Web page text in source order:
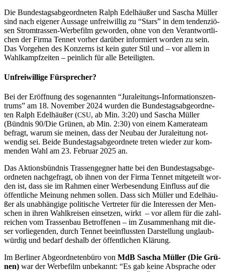
Die Bun­des­tags­ab­ge­ord­ne­ten Ralph Edel­h­äu­ßer und Sascha Mül­ler
sind nach eige­ner Aus­sa­ge unfrei­wil­lig zu “Stars” in dem ten­den­ziö­
sen Strom­tras­sen-Wer­be­film gewor­den, ohne von den Ver­ant­wort­li­
chen der Fir­ma Ten­net vor­her dar­über infor­miert wor­den zu sein.
Das Vor­ge­hen des Kon­zerns ist kein guter Stil und – vor allem in
Wahl­kampf­zei­ten – pein­lich für alle Beteiligten.
Unfrei­wil­li­ge Fürsprecher?
Bei der Eröff­nung des soge­nann­ten “Jura­lei­tungs-Infor­ma­ti­ons­zen­
trums” am 18. Novem­ber 2024 wur­den die Bun­des­tags­ab­ge­ord­ne­
ten Ralph Edel­h­äu­ßer (CSU, ab Min. 3:20) und Sascha Mül­ler
(Bünd­nis 90/Die Grü­nen, ab Min. 2:30) von einem Kame­ra­team
befragt, war­um sie mei­nen, dass der Neu­bau der Jura­lei­tung not­
wen­dig sei. Bei­de Bun­des­tags­ab­ge­ord­ne­te tre­ten wie­der zur kom­
men­den Wahl am 23. Febru­ar 2025 an.
Das Akti­ons­bünd­nis Tras­sen­geg­ner hat­te bei den Bun­des­tags­ab­ge­
ord­ne­ten nach­ge­fragt, ob ihnen von der Fir­ma Ten­net mit­ge­teilt wor­
den ist, dass sie im Rah­men einer Wer­be­sen­dung Ein­fluss auf die
öffent­li­che Mei­nung neh­men sol­len. Dass sich Mül­ler und Edel­h­äu­
ßer als unab­hän­gi­ge poli­ti­sche Ver­tre­ter für die Inter­es­sen der Men­
schen in ihren Wahl­krei­sen ein­set­zen, wirkt – vor allem für die zahl­
rei­chen vom Tras­sen­bau Betrof­fe­nen – im Zusam­men­hang mit die­
ser vor­lie­gen­den, durch Ten­net beein­fluss­ten Dar­stel­lung unglaub­
wür­dig und bedarf des­halb der öffent­li­chen Klärung.
Im Ber­li­ner Abge­ord­ne­ten­bü­ro von MdB Sascha Mül­ler (Die Grü­
nen) war der Wer­be­film unbe­kannt: “Es gab kei­ne Abspra­che oder